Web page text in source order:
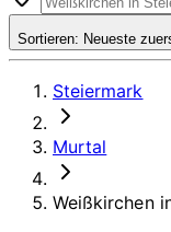
Sortieren: Neueste
Steiermark
Murtal
Weißkirchen